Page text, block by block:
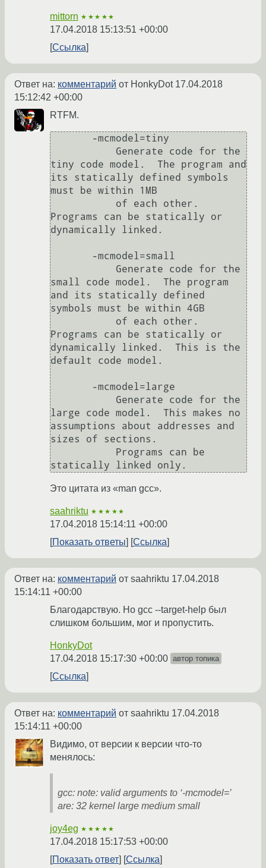
mittorn ★★★★★
17.04.2018 15:13:51 +00:00
Ссылка
Ответ на: комментарий от HonkyDot 17.04.2018
15:12:42 +00:00
RTFM.
tiny code model.  The program and
its statically defined symbols
must be within 1MB
Programs can be statically or
dynamically linked.
small code model.  The program
and its statically defined
symbols must be within 4GB
Programs can be statically or
dynamically linked.  This is the
default code model.
large code model.  This makes no
assumptions about addresses and
sizes of sections.
Это цитата из «man gcc».
saahriktu ★★★★★
17.04.2018 15:14:11 +00:00
Показать ответы
Ссылка
Ответ на: комментарий от saahriktu 17.04.2018
15:14:11 +00:00
Благодарствую. Но gcc --target-help был
слишком большим, мог и пропустить.
HonkyDot
17.04.2018 15:17:30 +00:00 автор топика
Ссылка
Ответ на: комментарий от saahriktu 17.04.2018
15:14:11 +00:00
Видимо, от версии к версии что-то
менялось:
gcc: note: valid arguments to ‘-mcmodel=’
are: 32 kernel large medium small
joy4eg ★★★★★
17.04.2018 15:17:53 +00:00
Показать ответ
Ссылка